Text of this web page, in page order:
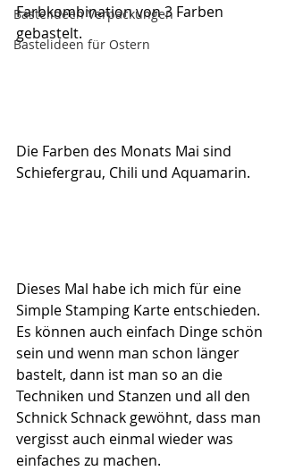
Bastelideen Verpackungen
Bastelideen für Ostern
Farbkombination von 3 Farben
gebastelt.
Die Farben des Monats Mai sind
Schiefergrau, Chili und Aquamarin.
Dieses Mal habe ich mich für eine
Simple Stamping Karte entschieden.
Es können auch einfach Dinge schön
sein und wenn man schon länger
bastelt, dann ist man so an die
Techniken und Stanzen und all den
Schnick Schnack gewöhnt, dass man
vergisst auch einmal wieder was
einfaches zu machen.